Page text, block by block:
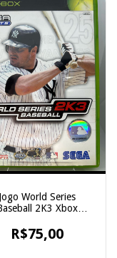
Jogo World Series
2K3 Xbox
R$75,00